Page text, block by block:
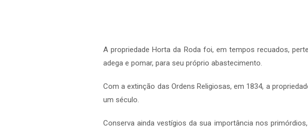
A propriedade Horta da Roda foi, em tempos recuados,
adega e pomar, para seu próprio abastecimento.
Com a extinção das Ordens Religiosas, em 1834, a
um século.
Conserva ainda vestígios da sua importância nos